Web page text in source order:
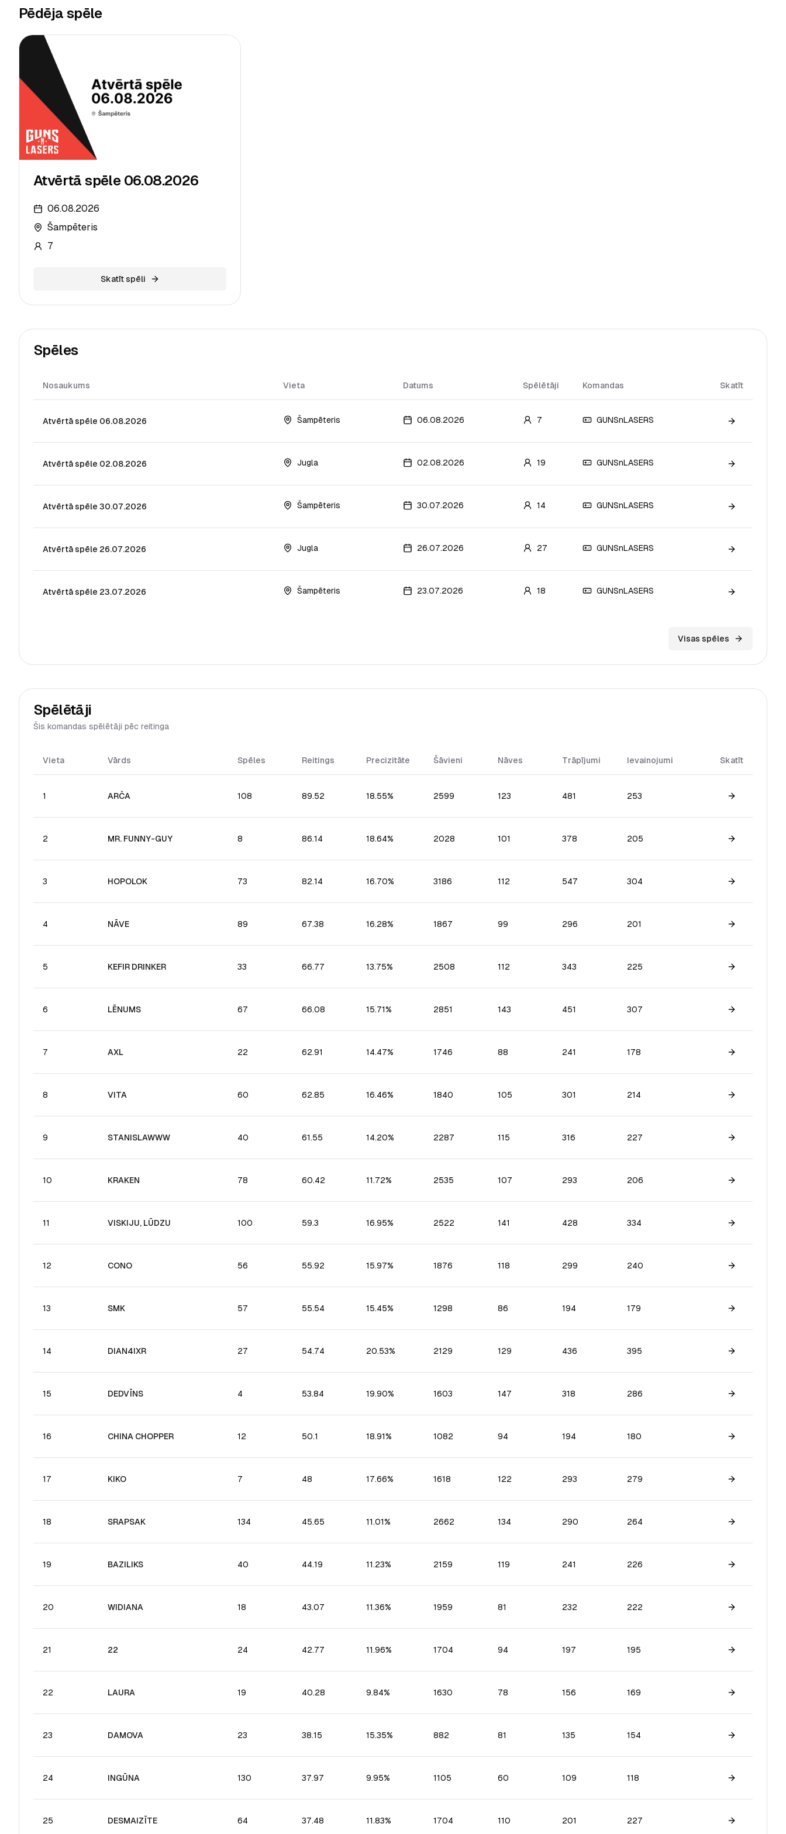
Pēdēja spēle
Atvērtā spēle 06.08.2026
06.08.2026
Šampēteris
7
Skatīt spēli
Spēles
Nosaukums Vieta Datums Spēlētāji Komandas Skatīt
Atvērtā spēle 06.08.2026 Šampēteris 06.08.2026 7 GUNSnLASERS
Skatīt spēli
Atvērtā spēle 02.08.2026 Jugla 02.08.2026 19 GUNSnLASERS
Skatīt spēli
Atvērtā spēle 30.07.2026 Šampēteris 30.07.2026 14 GUNSnLASERS
Skatīt spēli
Atvērtā spēle 26.07.2026 Jugla 26.07.2026 27 GUNSnLASERS
Skatīt spēli
Atvērtā spēle 23.07.2026 Šampēteris 23.07.2026 18 GUNSnLASERS
Skatīt spēli
Visas spēles
Spēlētāji
Šis komandas spēlētāji pēc reitinga
Vieta Vārds Spēles Reitings Precizitāte Šāvieni Nāves Trāpījumi Ievainojumi Skatīt
1 ARČA 108 89.52 18.55% 2599 123 481 253
Skatīt
2 MR. FUNNY-GUY 8 86.14 18.64% 2028 101 378 205
Skatīt
3 HOPOLOK 73 82.14 16.70% 3186 112 547 304
Skatīt
4 NĀVE 89 67.38 16.28% 1867 99 296 201
Skatīt
5 KEFIR DRINKER 33 66.77 13.75% 2508 112 343 225
Skatīt
6 LĒNUMS 67 66.08 15.71% 2851 143 451 307
Skatīt
7 AXL 22 62.91 14.47% 1746 88 241 178
Skatīt
8 VITA 60 62.85 16.46% 1840 105 301 214
Skatīt
9 STANISLAWWW 40 61.55 14.20% 2287 115 316 227
Skatīt
10 KRAKEN 78 60.42 11.72% 2535 107 293 206
Skatīt
11 VISKIJU, LŪDZU 100 59.3 16.95% 2522 141 428 334
Skatīt
12 CONO 56 55.92 15.97% 1876 118 299 240
Skatīt
13 SMK 57 55.54 15.45% 1298 86 194 179
Skatīt
14 DIAN4IXR 27 54.74 20.53% 2129 129 436 395
Skatīt
15 DEDVĪNS 4 53.84 19.90% 1603 147 318 286
Skatīt
16 CHINA CHOPPER 12 50.1 18.91% 1082 94 194 180
Skatīt
17 KIKO 7 48 17.66% 1618 122 293 279
Skatīt
18 SRAPSAK 134 45.65 11.01% 2662 134 290 264
Skatīt
19 BAZILIKS 40 44.19 11.23% 2159 119 241 226
Skatīt
20 WIDIANA 18 43.07 11.36% 1959 81 232 222
Skatīt
21 22 24 42.77 11.96% 1704 94 197 195
Skatīt
22 LAURA 19 40.28 9.84% 1630 78 156 169
Skatīt
23 DAMOVA 23 38.15 15.35% 882 81 135 154
Skatīt
24 INGŪNA 130 37.97 9.95% 1105 60 109 118
Skatīt
25 DESMAIZĪTE 64 37.48 11.83% 1704 110 201 227
Skatīt